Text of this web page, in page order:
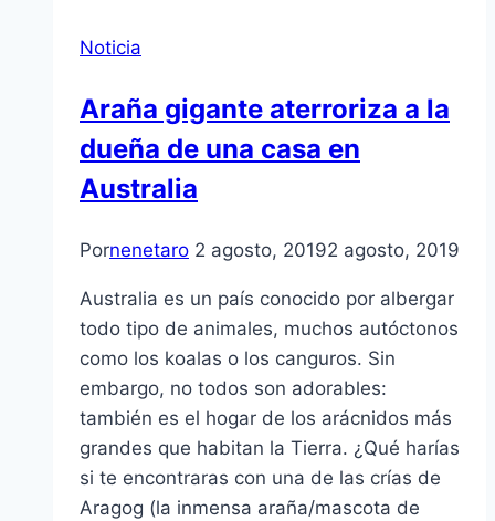
Noticia
Araña gigante aterroriza a la
dueña de una casa en
Australia
Pornenetaro 2 agosto, 20192 agosto, 2019
Australia es un país conocido por albergar
todo tipo de animales, muchos autóctonos
como los koalas o los canguros. Sin
embargo, no todos son adorables:
también es el hogar de los arácnidos más
grandes que habitan la Tierra. ¿Qué harías
si te encontraras con una de las crías de
Aragog (la inmensa araña/mascota de